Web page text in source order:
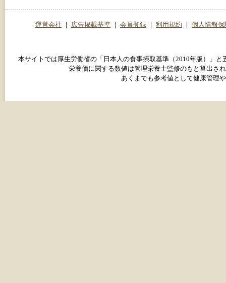
運営会社 広告掲載基準 会員登録 利用規約 個人情報保
本サイトでは厚生労働省の「日本人の食事摂取基準（2010年版）」
栄養価に関する数値は管理栄養士監修のもと算出さ
あくまでも参考値として健康管理